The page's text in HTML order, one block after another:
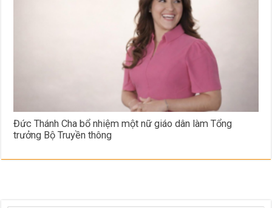
Đức Thánh Cha bổ nhiệm một nữ giáo dân làm Tổng
trưởng Bộ Truyền thông